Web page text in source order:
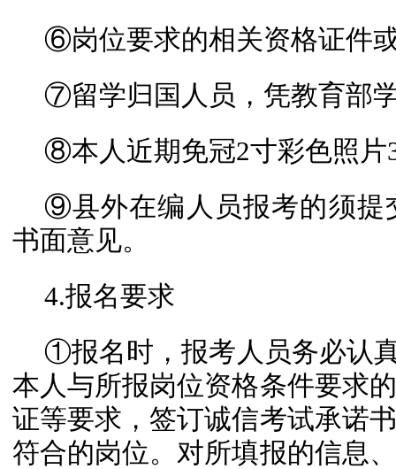
⑥岗位要求的相关资格证件
⑦留学归国人员，凭教育部
⑧本人近期免冠2寸彩色照片
⑨县外在编人员报考的须提
书面意见。
4.报名要求
①报名时，报考人员务必认
本人与所报岗位资格条件要求
证等要求，签订诚信考试承诺
符合的岗位。对所填报的信息